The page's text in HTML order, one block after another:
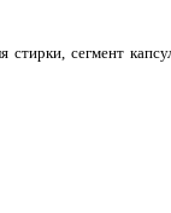
стирки, сегмент